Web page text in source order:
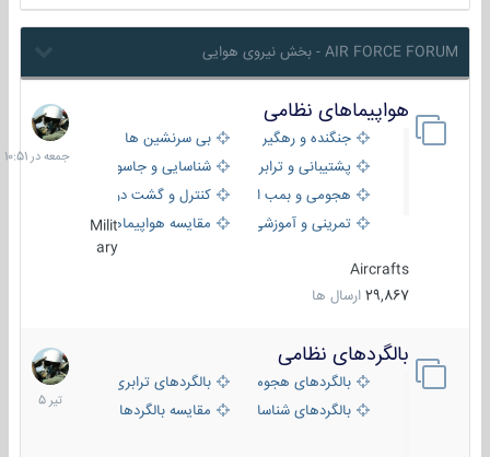
AIR FORCE FORUM - بخش نیروی هوایی
هواپیماهای نظامی
جنگنده و رهگیر
بی سرنشین ها
پشتیبانی و ترابری
شناسایی و جاسوسی
هجومی و بمب افکن
کنترل و گشت دریایی
تمرینی و آموزشی
مقایسه هواپیماهاMilit
ary
Aircrafts
29,867 ارسال ها
جمعه
در
10:51
بالگردهای نظامی
بالگردهای هجومی
بالگردهای ترابری
بالگردهای شناسایی
مقایسه بالگردها
22
تیر
1405